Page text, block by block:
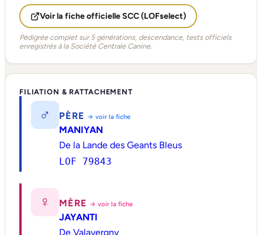
Voir la fiche officielle SCC (LOFselect)
Pédigrée complet sur 5 générations, descendance, tests officiels
enregistrés à la Société Centrale Canine.
FILIATION & RATTACHEMENT
♂ PÈRE → voir la fiche
MANIYAN
De la Lande des Geants Bleus
LOF 79843
♀ MÈRE → voir la fiche
JAYANTI
De Valavergny